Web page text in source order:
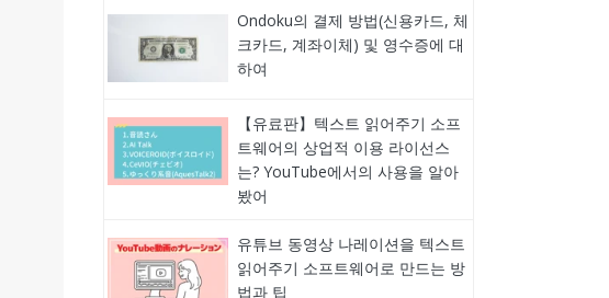
Ondoku의 결제 방법(신용카드, 체
크카드, 계좌이체) 및 영수증에 대
하여
【유료판】텍스트 읽어주기 소프
트웨어의 상업적 이용 라이선스
는? YouTube에서의 사용을 알아
봤어
유튜브 동영상 나레이션을 텍스트
읽어주기 소프트웨어로 만드는 방
법과 팁